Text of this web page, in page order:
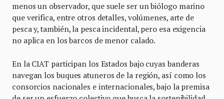
menos un observador, que suele ser un biólogo marino
que verifica, entre otros detalles, volúmenes, arte de
pesca y, también, la pesca incidental, pero esa exigencia
no aplica en los barcos de menor calado.
En la CIAT participan los Estados bajo cuyas banderas
navegan los buques atuneros de la región, así como los
consorcios nacionales e internacionales, bajo la premisa